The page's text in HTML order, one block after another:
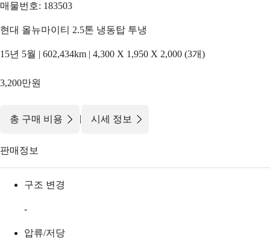
매물번호: 183503
현대 올뉴마이티 2.5톤 냉동탑 투냉
15년 5월 | 602,434km | 4,300 X 1,950 X 2,000 (3개)
3,200만원
총 구매 비용 | 시세 정보
판매정보
구조 변경
-
압류/저당